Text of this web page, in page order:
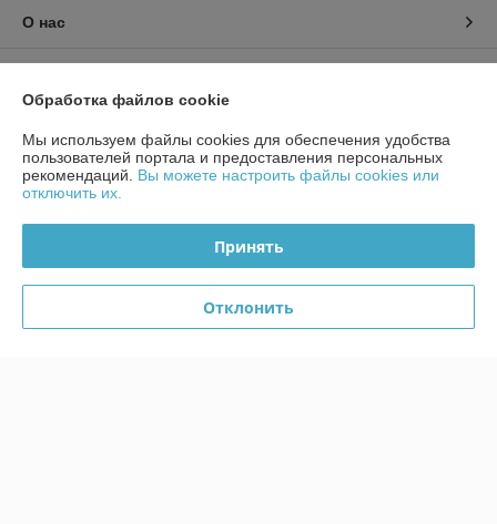
О нас
График работы
Полная версия сайта
Политика обработки cookies
Сайт создан на платформе Deal.by
Обработка файлов cookie
Мы используем файлы cookies для обеспечения удобства
пользователей портала и предоставления персональных
рекомендаций. Вы можете настроить файлы cookies или
отключить их.
Принять
Отклонить